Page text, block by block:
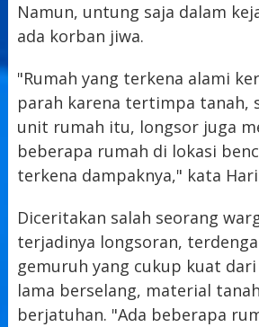
Namun, untung saja dalam
ada korban jiwa.
"Rumah yang terkena alami
parah karena tertimpa tanah,
unit rumah itu, longsor juga
beberapa rumah di lokasi
terkena dampaknya," kata
Diceritakan salah seorang
terjadinya longsoran,
gemuruh yang cukup kuat
lama berselang, material
berjatuhan. "Ada beberapa